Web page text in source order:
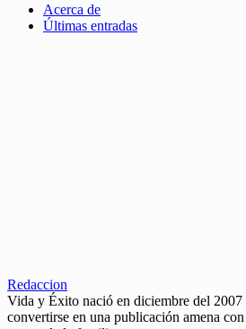
Acerca de
Últimas entradas
Redaccion
Vida y Éxito nació en diciembre del
convertirse en una publicación amena